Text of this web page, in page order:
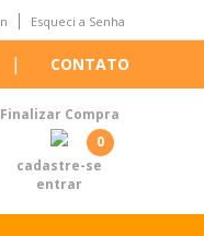
Esqueci a Senha
| CONTATO
Finalizar Compra
0
cadastre-se
entrar